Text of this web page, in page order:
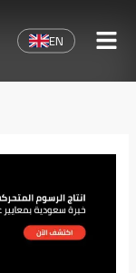
المحتوى
EN